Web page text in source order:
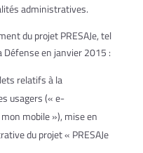
administratives.
du projet PRESAJe, tel
Défense en janvier 2015 :
relatifs à la
usagers (« e-
mobile »), mise en
du projet « PRESAJe